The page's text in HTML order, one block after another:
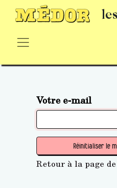
Votre e-mail
Réinitialiser le
Retour à la page